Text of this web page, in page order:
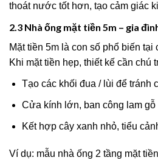
thoát nước tốt hơn, tạo cảm giác
2.3 Nhà ống mặt tiền 5m – gia
Mặt tiền 5m là con số phổ biến tại
Khi mặt tiền hẹp, thiết kế cần chú
Tạo các khối đua / lùi để tránh
Cửa kính lớn, ban công lam
Kết hợp cây xanh nhỏ, tiểu
Ví dụ: mẫu nhà ống 2 tầng mặt